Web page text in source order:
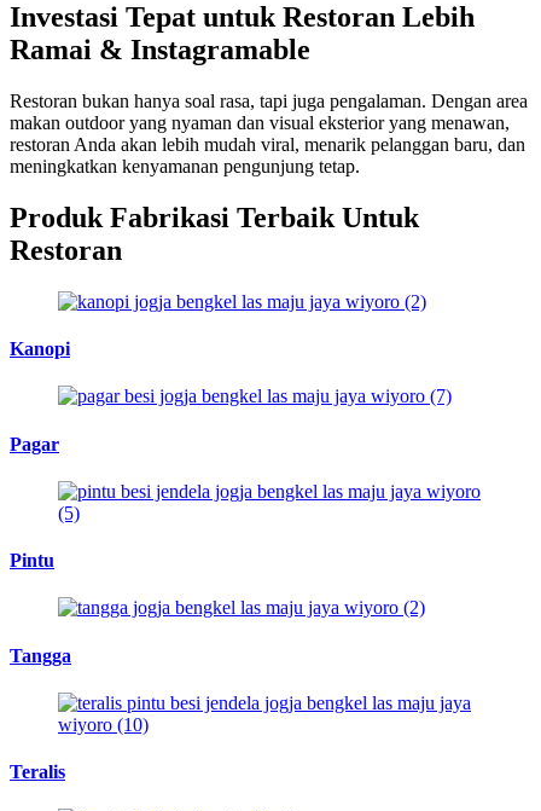
Investasi Tepat untuk Restoran Lebih
Ramai & Instagramable
Restoran bukan hanya soal rasa, tapi juga pengalaman. Dengan area
makan outdoor yang nyaman dan visual eksterior yang menawan,
restoran Anda akan lebih mudah viral, menarik pelanggan baru, dan
meningkatkan kenyamanan pengunjung tetap.
Produk Fabrikasi Terbaik Untuk
Restoran
Kanopi
Pagar
Pintu
Tangga
Teralis